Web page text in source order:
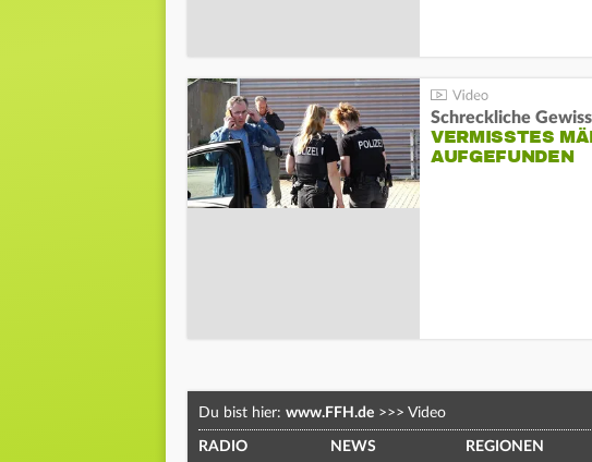
Schreckliche
VERMISSTES
AUFGEFUNDEN
Du bist hier: www.FFH.de >>> Video
RADIO NEWS REGIONEN